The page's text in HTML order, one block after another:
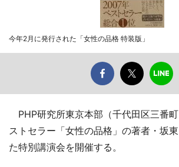
今年2月に発行された「女性の品格 特装版」
PHP研究所東京本部（千代田区三番
ストセラー「女性の品格」の著者・坂
た特別講演会を開催する。